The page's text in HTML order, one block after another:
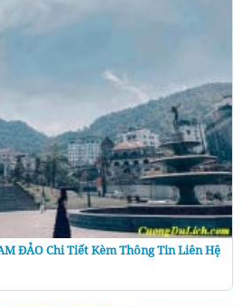
ĐẢO Chi Tiết Kèm Thông Tin Liên Hệ